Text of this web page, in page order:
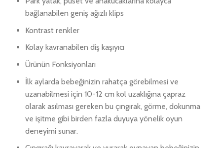
bağlanabilen geniş ağızlı klips
Kontrast renkler
Kolay kavranabilen diş kaşıyıcı
Ürünün Fonksiyonları
İlk aylarda bebeğinizin rahatça görebilmesi ve
uzanabilmesi için 10-12 cm kol uzaklığına çapraz
olarak asılması gereken bu çıngırak, görme, dokunma
ve işitme gibi birden fazla duyuya yönelik oyun
deneyimi sunar.